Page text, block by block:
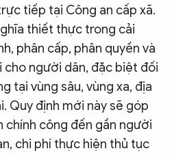
tiếp tại Công an cấp xã.
thiết thực trong cải
phân cấp, phân quyền và
cho người dân, đặc biệt đối
tại vùng sâu, vùng xa, địa
Quy định mới này sẽ góp
chính công đến gần người
chi phí thực hiện thủ tục